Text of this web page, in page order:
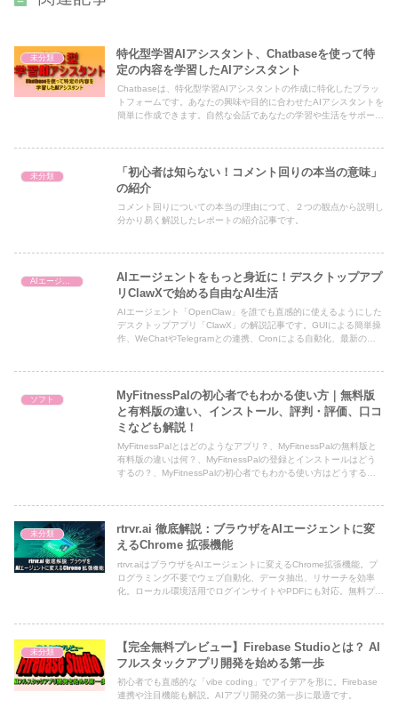
未分類
特化型学習AIアシスタント、Chatbaseを使って特
定の内容を学習したAIアシスタント
Chatbaseは、特化型学習AIアシスタントの作成に特化したプラッ
トフォームです。あなたの興味や目的に合わせたAIアシスタントを
簡単に作成できます。自然な会話であなたの学習や生活をサポート
未分類
「初心者は知らない！コメント回りの本当の意味」
の紹介
コメント回りについての本当の理由につて、２つの観点から説明し
分かり易く解説したレポートの紹介記事です。
AIエージェントをもっと身近に！デスクトップアプ
リClawXで始める自由なAI生活
AIエージェント「OpenClaw」を誰でも直感的に使えるようにした
デスクトップアプリ「ClawX」の解説記事です。GUIによる簡単操
作、WeChatやTelegramとの連携、Cronによる自動化、最新のセ
ソフト
MyFitnessPalの初心者でもわかる使い方｜無料版
と有料版の違い、インストール、評判・評価、口コ
ミなども解説！
MyFitnessPalとはどのようなアプリ？、MyFitnessPalの無料版と
有料版の違いは何？、MyFitnessPalの登録とインストールはどう
するの？、MyFitnessPalの初心者でもわかる使い方はどうする
などについて解説した記事です。
未分類
rtrvr.ai 徹底解説：ブラウザをAIエージェントに変
えるChrome 拡張機能
rtrvr.aiはブラウザをAIエージェントに変えるChrome拡張機能。プ
ログラミング不要でウェブ自動化、データ抽出、リサーチを効率
化。ローカル環境活用でログインサイトやPDFにも対応。無料プラ
未分類
【完全無料プレビュー】Firebase Studioとは？ AI
フルスタックアプリ開発を始める第一歩
初心者でも直感的な「vibe coding」でアイデアを形に。Firebase
連携や注目機能も解説。AIアプリ開発の第一歩に最適です。